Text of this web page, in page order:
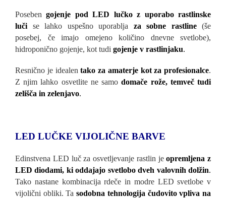
Poseben gojenje pod LED lučko z uporabo rastlinske
luči
se lahko uspešno uporablja za sobne rastline (še
posebej, če imajo omejeno količino dnevne svetlobe),
hidroponično gojenje, kot tudi gojenje v rastlinjaku.
Resnično je idealentako za amaterje kot za profesionalce.
Z njim lahko osvetlite ne samodomače rože, temveč tudi
zelišča in zelenjavo.
LED LUČKE VIJOLIČNE BARVE
Edinstvena LED luč za osvetljevanje rastlin jeopremljena z
LED diodami, ki oddajajo svetlobo dveh valovnih dolžin.
Tako nastane kombinacija rdeče in modre LED svetlobe v
vijolični obliki. Tasodobna tehnologija čudovito vpliva na